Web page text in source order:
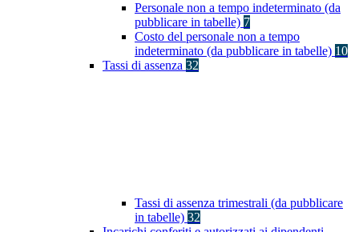
Personale non a tempo indeterminato (da
pubblicare in tabelle) 7
Costo del personale non a tempo
indeterminato (da pubblicare in tabelle) 10
Tassi di assenza 32
Tassi di assenza trimestrali (da pubblicare
in tabelle) 32